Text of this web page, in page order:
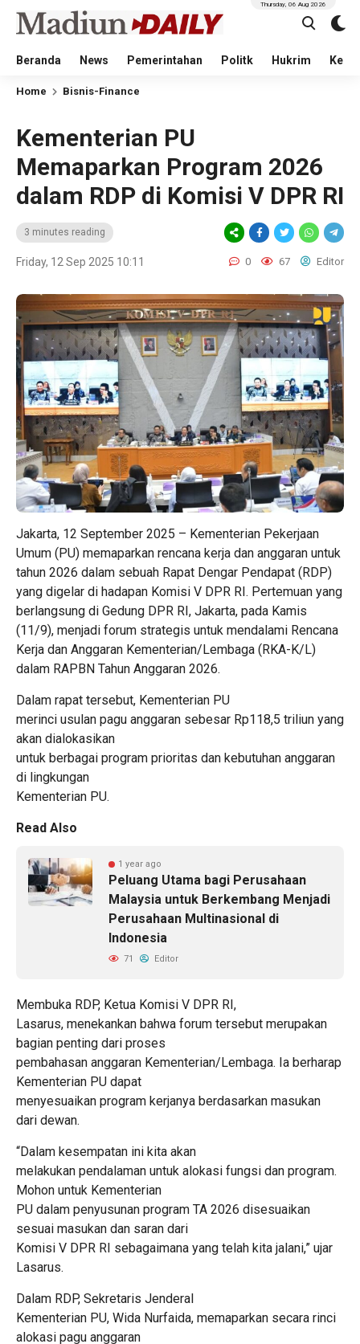
Beranda News Pemerintahan Politk Hukrim
Thursday, 06 Aug 2026
Home Bisnis-Finance
Kementerian PU
Memaparkan Program 2026
dalam RDP di Komisi V DPR RI
3 minutes reading
Friday, 12 Sep 2025 10:11 0 67 Editor
Jakarta, 12 September 2025 – Kementerian Pekerjaan
Umum (PU) memaparkan rencana kerja dan anggaran untuk
tahun 2026 dalam sebuah Rapat Dengar Pendapat (RDP)
yang digelar di hadapan Komisi V DPR RI. Pertemuan yang
berlangsung di Gedung DPR RI, Jakarta, pada Kamis
(11/9), menjadi forum strategis untuk mendalami Rencana
Kerja dan Anggaran Kementerian/Lembaga (RKA-K/L)
dalam RAPBN Tahun Anggaran 2026.
Dalam rapat tersebut, Kementerian PU
merinci usulan pagu anggaran sebesar Rp118,5 triliun yang
akan dialokasikan
untuk berbagai program prioritas dan kebutuhan anggaran
di lingkungan
Kementerian PU.
Read Also
1 year ago
Peluang Utama bagi Perusahaan
Malaysia untuk Berkembang Menjadi
Perusahaan Multinasional di
Indonesia
71 Editor
Membuka RDP, Ketua Komisi V DPR RI,
Lasarus, menekankan bahwa forum tersebut merupakan
bagian penting dari proses
pembahasan anggaran Kementerian/Lembaga. Ia berharap
Kementerian PU dapat
menyesuaikan program kerjanya berdasarkan masukan
dari dewan.
“Dalam kesempatan ini kita akan
melakukan pendalaman untuk alokasi fungsi dan program.
Mohon untuk Kementerian
PU dalam penyusunan program TA 2026 disesuaikan
sesuai masukan dan saran dari
Komisi V DPR RI sebagaimana yang telah kita jalani,” ujar
Lasarus.
Dalam RDP, Sekretaris Jenderal
Kementerian PU, Wida Nurfaida, memaparkan secara rinci
alokasi pagu anggaran